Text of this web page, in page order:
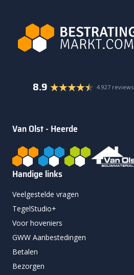
8.9 4.927 reviews
Van Olst - Heerde
Handige links
Veelgestelde vragen
TegelStudio+
Voor hoveniers
GWW Aanbestedingen
Betalen
Bezorgen